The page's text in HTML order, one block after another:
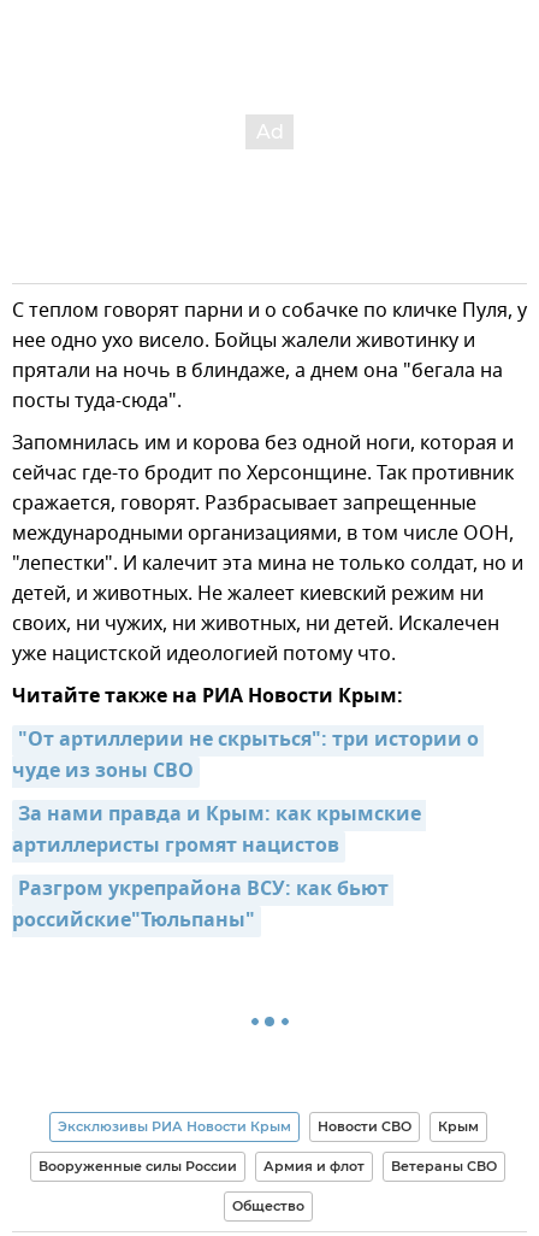
С теплом говорят парни и о собачке по кличке Пуля, у
нее одно ухо висело. Бойцы жалели животинку и
прятали на ночь в блиндаже, а днем она "бегала на
посты туда-сюда".
Запомнилась им и корова без одной ноги, которая и
сейчас где-то бродит по Херсонщине. Так противник
сражается, говорят. Разбрасывает запрещенные
международными организациями, в том числе ООН,
"лепестки". И калечит эта мина не только солдат, но и
детей, и животных. Не жалеет киевский режим ни
своих, ни чужих, ни животных, ни детей. Искалечен
уже нацистской идеологией потому что.
Читайте также на РИА Новости Крым:
"От артиллерии не скрыться": три истории о
чуде из зоны СВО
За нами правда и Крым: как крымские
артиллеристы громят нацистов
Разгром укрепрайона ВСУ: как бьют
российские"Тюльпаны"
Эксклюзивы РИА Новости Крым Новости СВО Крым
Вооруженные силы России Армия и флот Ветераны СВО
Общество